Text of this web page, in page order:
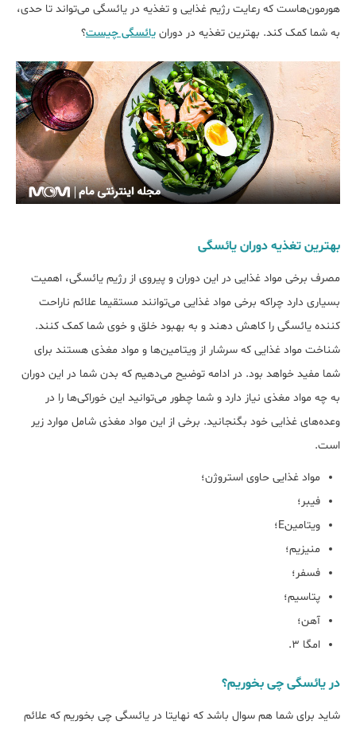
هورمون‌هاست که رعایت رژیم غذایی و تغذیه در یائسگی می‌تواند تا حدی،
به شما کمک کند. بهترین تغذیه در دوران یائسگی چیست؟
بهترین تغذیه دوران یائسگی
مصرف برخی مواد غذایی در این دوران و پیروی از رژیم یائسگی، اهمیت
بسیاری دارد چراکه برخی مواد غذایی می‌توانند مستقیما علائم ناراحت
کننده یائسگی را کاهش دهند و به بهبود خلق و خوی شما کمک کنند.
شناخت مواد غذایی که سرشار از ویتامین‌ها و مواد مغذی هستند برای
شما مفید خواهد بود. در ادامه توضیح می‌دهیم که بدن شما در این دوران
به چه مواد مغذی نیاز دارد و شما چطور می‌توانید این خوراکی‌ها را در
وعده‌های غذایی خود بگنجانید. برخی از این مواد مغذی شامل موارد زیر
است.
مواد غذایی حاوی استروژن؛
فیبر؛
ویتامینE؛
منیزیم؛
فسفر؛
پتاسیم؛
آهن؛
امگا ۳.
در یائسگی چی بخوریم؟
شاید برای شما هم سوال باشد که نهایتا در یائسگی چی بخوریم که علائم